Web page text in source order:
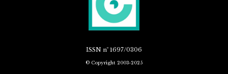
ISSN nº 1697/0306
© Copyright 2003-2025